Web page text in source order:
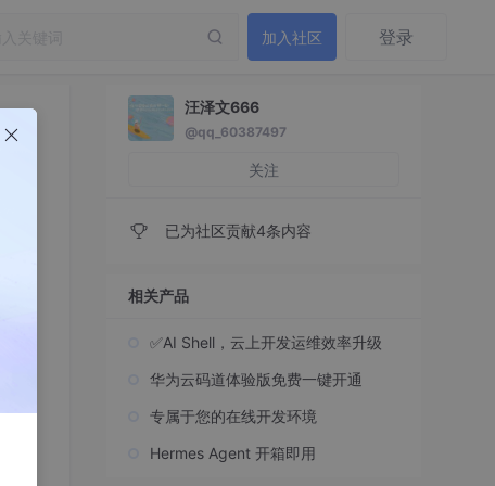
加入社区 登录
汪泽文666
@qq_60387497
关注
已为社区贡献4条内容
相关产品
✅AI Shell，云上开发运维效率升级
华为云码道体验版免费一键开通
专属于您的在线开发环境
Hermes Agent 开箱即用